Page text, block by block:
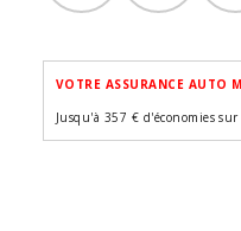
VOTRE ASSURANCE AUTO
Jusqu'à 357 € d'économies